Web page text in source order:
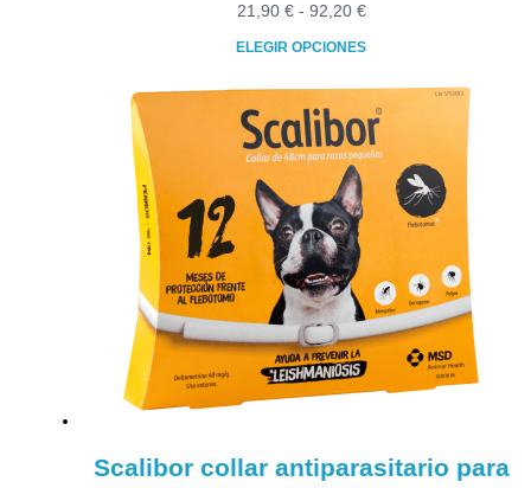
21,90 € - 92,20 €Rango
desde
21,90 €
hasta
92,20 €
ELEGIR OPCIONES
producto
tiene
múltiples
variantes.
Las
opciones
se
pueden
elegir
en
la
página
Scalibor collar antiparasitario para